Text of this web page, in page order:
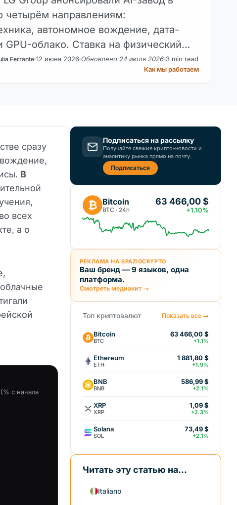
четырём направлениям:
автономное вождение, дата-
GPU-облако. Ставка на физический
Ferrante 12 июня 2026 Обновлено 24 июля 2026 3 min read
Как мы работаем
сразу
В
всех
а о
с начала
Подписаться на рассылку
Получайте свежие крипто-новости и
аналитику рынка прямо на почту.
Подписаться
₿ Bitcoin
BTC · 24h
63 466,00 $
+1.10%
РЕКЛАМА НА SPAZIOCRYPTO
Ваш бренд — 9 языков, одна
платформа.
Смотреть медиакит →
Топ криптовалют Показать все →
Bitcoin
BTC
63 466,00 $
+1.1%
Ethereum
ETH
1 881,80 $
+1.9%
BNB
BNB
586,99 $
+2.1%
XRP
XRP
1,09 $
+2.3%
Solana
SOL
73,49 $
+2.1%
Читать эту статью на...
Italiano